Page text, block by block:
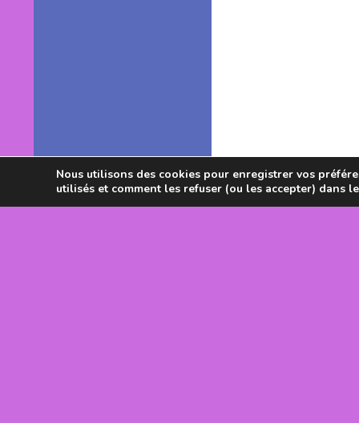
Nous utilisons des cookies pour enregistrer vos
utilisés et comment les refuser (ou les accepter) dans